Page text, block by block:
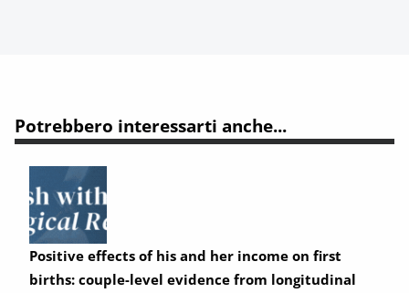
Potrebbero interessarti anche...
Positive effects of his and her income on first
births: couple-level evidence from longitudinal